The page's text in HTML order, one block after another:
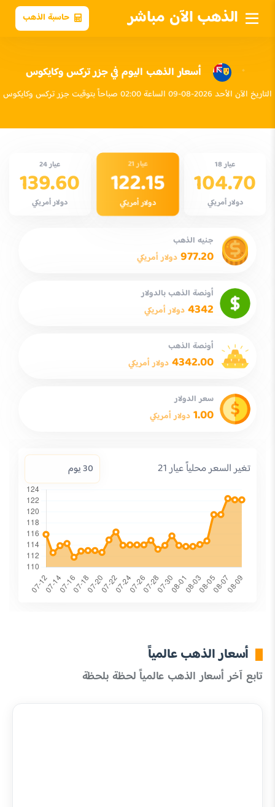
الذهب الآن مباشر حاسبة الذهب
أسعار الذهب اليوم في جزر تركس وكايكوس
التاريخ الآن الأحد 2026-08-09 الساعة 02:00 صباحاً بتوقيت جزر تركس وكايكوس
عيار 18
104.70
دولار أمريكي
عيار 21
122.15
دولار أمريكي
عيار 24
139.60
دولار أمريكي
جنيه الذهب
977.20 دولار أمريكي
أونصة الذهب بالدولار
4342 دولار أمريكي
أونصة الذهب
4342.00 دولار أمريكي
سعر الدولار
1.00 دولار أمريكي
تغير السعر محلياً عيار 21
أسعار الذهب عالمياً
تابع آخر أسعار الذهب عالمياً لحظة بلحظة